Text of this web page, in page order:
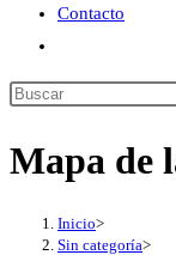
Contacto
de
web
Mapa de
Inicio>
Sin categoría>